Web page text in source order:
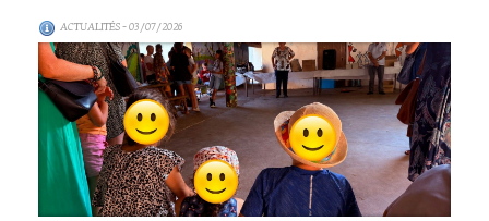
ACTUALITÉS- 03/07/2026